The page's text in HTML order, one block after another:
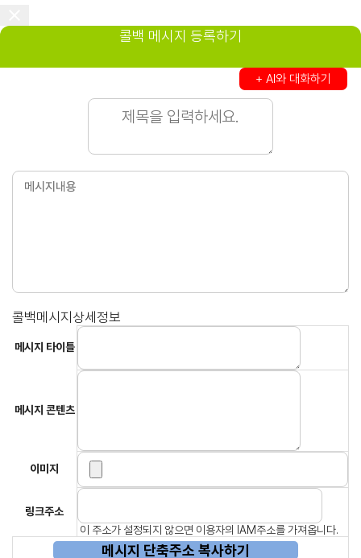
콜백 메시지 등록하기
+ AI와 대화하기
콜백메시지상세정보
메시지 타이틀
메시지 콘텐츠
이미지
링크주소
이 주소가 설정되지 않으면 이용자의 IAM주소를 가져옵니다.
메시지 단축주소 복사하기